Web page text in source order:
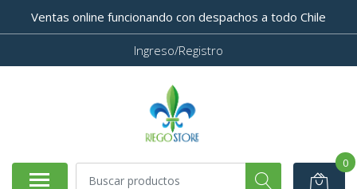
Ventas online funcionando con despachos a todo Chile
Ingreso/Registro
0